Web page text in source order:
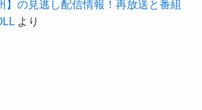
】の見逃し配信情報！再放送と番組
より